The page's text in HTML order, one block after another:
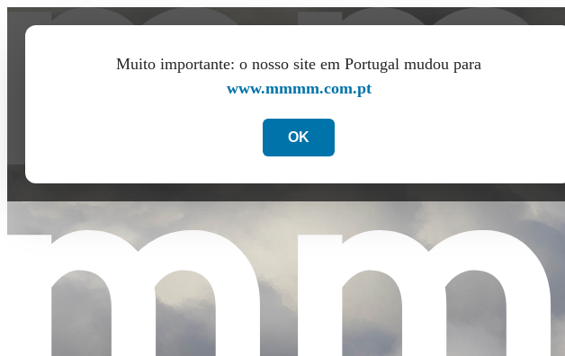
Muito importante: o nosso site em Portugal mudou para
www.mmmm.com.pt
OK